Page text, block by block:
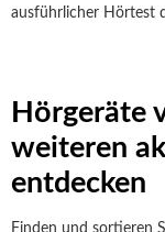
ausführlicher Hörtest
Hörgeräte
weiteren
entdecken